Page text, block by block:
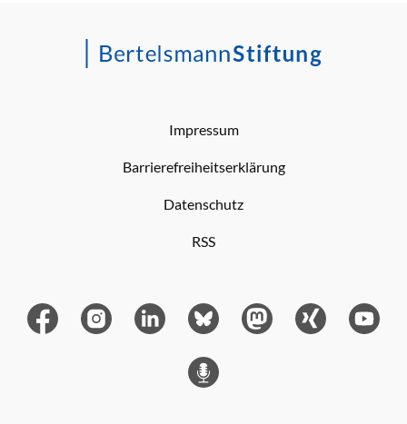
Impressum
Barrierefreiheitserklärung
Datenschutz
RSS